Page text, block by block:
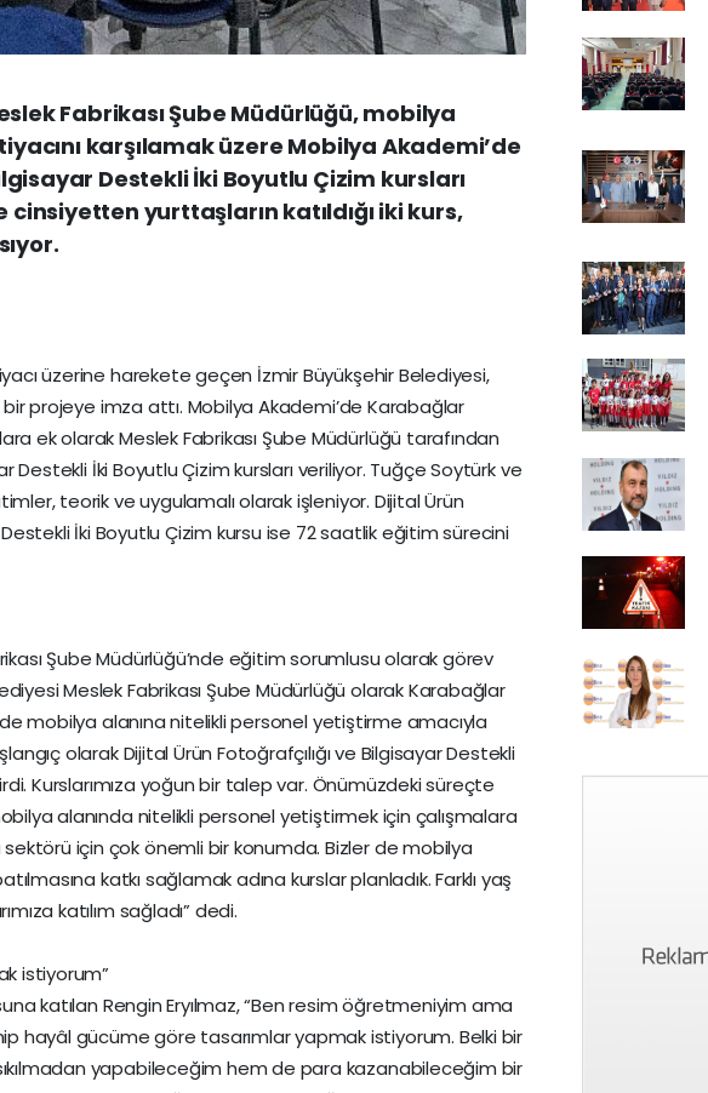
Fabrikası Şube Müdürlüğü, mobilya
karşılamak üzere Mobilya Akademi’de
Destekli İki Boyutlu Çizim kursları
yurttaşların katıldığı iki kurs,
üzerine harekete geçen İzmir Büyükşehir Belediyesi,
projeye imza attı. Mobilya Akademi’de Karabağlar
ek olarak Meslek Fabrikası Şube Müdürlüğü tarafından
Destekli İki Boyutlu Çizim kursları veriliyor. Tuğçe Soytürk ve
teorik ve uygulamalı olarak işleniyor. Dijital Ürün
Destekli İki Boyutlu Çizim kursu ise 72 saatlik eğitim sürecini
Şube Müdürlüğü’nde eğitim sorumlusu olarak görev
Meslek Fabrikası Şube Müdürlüğü olarak Karabağlar
mobilya alanına nitelikli personel yetiştirme amacıyla
olarak Dijital Ürün Fotoğrafçılığı ve Bilgisayar Destekli
Kurslarımıza yoğun bir talep var. Önümüzdeki süreçte
alanında nitelikli personel yetiştirmek için çalışmalara
için çok önemli bir konumda. Bizler de mobilya
katkı sağlamak adına kurslar planladık. Farklı yaş
katılım sağladı” dedi.
istiyorum”
katılan Rengin Eryılmaz, “Ben resim öğretmeniyim ama
hayâl gücüme göre tasarımlar yapmak istiyorum. Belki bir
yapabileceğim hem de para kazanabileceğim bir